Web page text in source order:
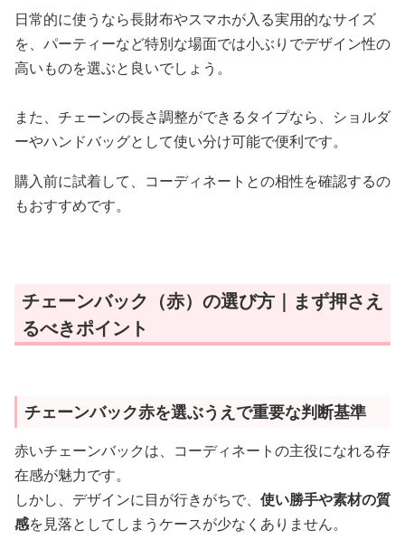
日常的に使うなら長財布やスマホが入る実用的なサイズ
を、パーティーなど特別な場面では小ぶりでデザイン性の
高いものを選ぶと良いでしょう。
また、チェーンの長さ調整ができるタイプなら、ショルダ
ーやハンドバッグとして使い分け可能で便利です。
購入前に試着して、コーディネートとの相性を確認するの
もおすすめです。
チェーンバック（赤）の選び方｜まず押さえ
るべきポイント
チェーンバック赤を選ぶうえで重要な判断基準
赤いチェーンバックは、コーディネートの主役になれる存
在感が魅力です。
しかし、デザインに目が行きがちで、 使い勝手や素材の質
感を見落としてしまうケースが少なくありません。